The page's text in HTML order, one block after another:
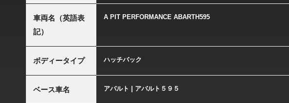
車両名（英語表
記）
A PIT PERFORMANCE ABARTH595
ボディータイプ ハッチバック
ベース車名 アバルト | アバルト５９５